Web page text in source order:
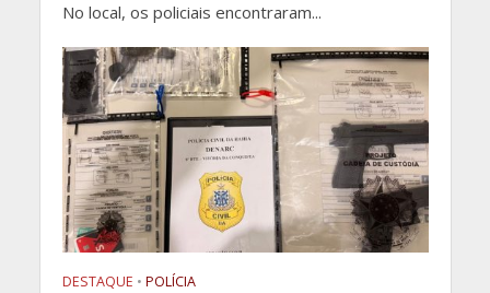
No local, os policiais encontraram...
DESTAQUE • POLÍCIA